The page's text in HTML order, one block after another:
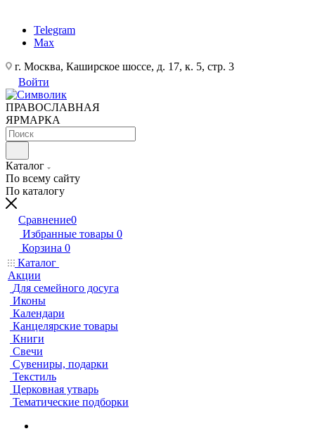
Telegram
Max
г. Москва, Каширское шоссе, д. 17, к. 5, стр. 3
Войти
ПРАВОСЛАВНАЯ
ЯРМАРКА
Каталог
По всему сайту
По каталогу
Сравнение0
Избранные товары 0
Корзина 0
Каталог
Акции
Для семейного досуга
Иконы
Календари
Канцелярские товары
Книги
Свечи
Сувениры, подарки
Текстиль
Церковная утварь
Тематические подборки